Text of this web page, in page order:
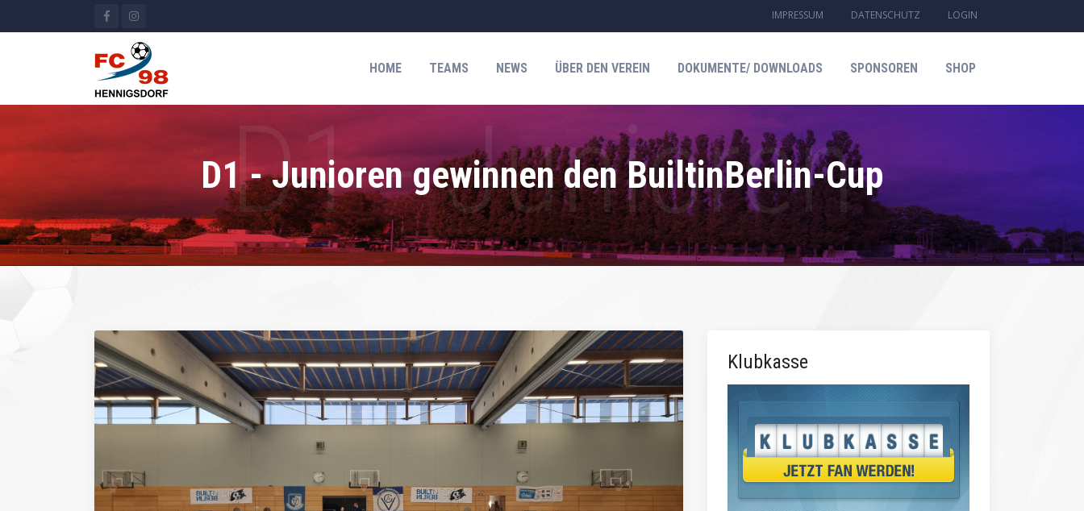
IMPRESSUM DATENSCHUTZ LOGIN
HOME TEAMS NEWS ÜBER DEN VEREIN DOKUMENTE/ DOWNLOADS SPONSOREN SHOP
D1 - Junioren gewinnen den BuiltinBerlin-Cup
Klubkasse